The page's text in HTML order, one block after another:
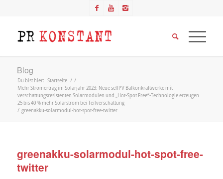
Blog
Du bist hier: Startseite / /
Mehr Stromertrag im Solarjahr 2023: Neue selfPV Balkonkraftwerke mit
verschattungsresistenten Solarmodulen und „Hot-Spot Free“-Technologie erzeugen
25 bis 40 % mehr Solarstrom bei Teilverschattung
/ greenakku-solarmodul-hot-spot-free-twitter
greenakku-solarmodul-hot-spot-free-
twitter